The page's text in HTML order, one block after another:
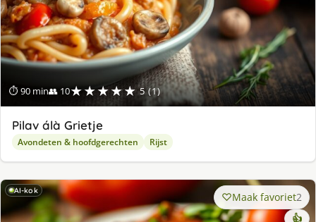
⏱ 90 min👥 10★★★★★ 5 (1)
Pilav álà Grietje
Avondeten & hoofdgerechten Rijst
AI-kok Maak favoriet2
👍